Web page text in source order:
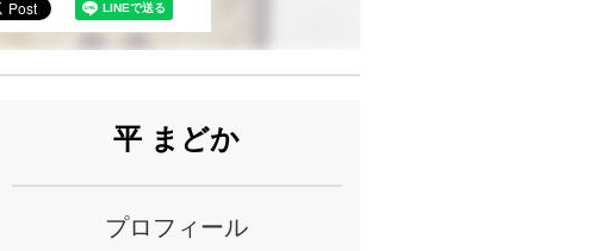
平 まどか
プロフィール